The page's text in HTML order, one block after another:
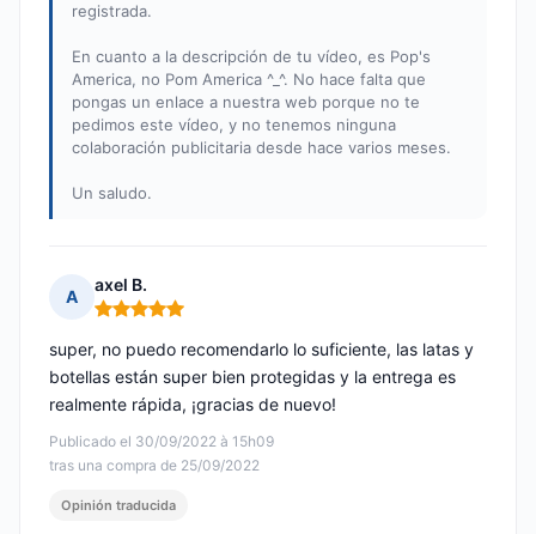
registrada.
En cuanto a la descripción de tu vídeo, es Pop's
America, no Pom America ^_^. No hace falta que
pongas un enlace a nuestra web porque no te
pedimos este vídeo, y no tenemos ninguna
colaboración publicitaria desde hace varios meses.
Un saludo.
A
axel B.
Nota: 5 de 5
Publicado el 30/09/2022 à 15h09
tras una compra de 25/09/2022
super, no puedo recomendarlo lo suficiente, las latas y
botellas están super bien protegidas y la entrega es
realmente rápida, ¡gracias de nuevo!
Opinión traducida